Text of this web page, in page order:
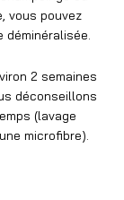
vous pouvez
déminéralisée.
2 semaines
déconseillons
(lavage
microfibre).